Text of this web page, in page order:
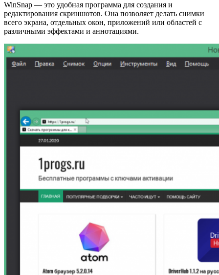
WinSnap — это удобная программа для создания и
редактирования скриншотов. Она позволяет делать снимки
всего экрана, отдельных окон, приложений или областей с
различными эффектами и аннотациями.